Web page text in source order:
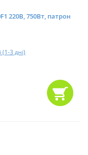
220В, 750Вт, патрон
(1-3 дні)